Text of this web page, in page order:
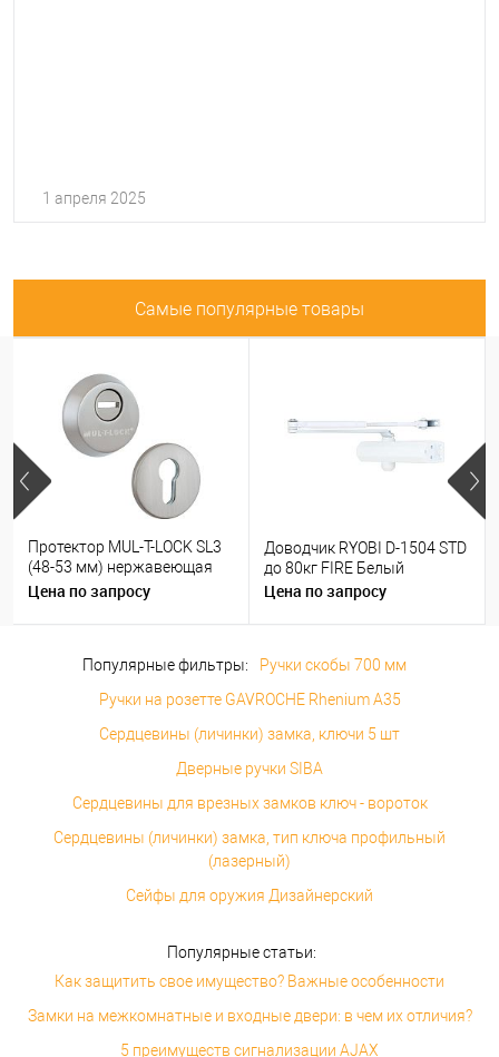
1 апреля 2025
Самые популярные товары
Протектор MUL-T-LOCK SL3
(48-53 мм) нержавеющая
сталь
Цена по запросу
Доводчик RYOBI D-1504 STD
до 80кг FIRE Белый
Цена по запросу
Популярные фильтры:
Ручки скобы 700 мм
Ручки на розетте GAVROCHE Rhenium A35
Сердцевины (личинки) замка, ключи 5 шт
Дверные ручки SIBA
Сердцевины для врезных замков ключ - вороток
Сердцевины (личинки) замка, тип ключа профильный
(лазерный)
Сейфы для оружия Дизайнерский
Популярные статьи:
Как защитить свое имущество? Важные особенности
Замки на межкомнатные и входные двери: в чем их отличия?
5 преимуществ сигнализации AJAX